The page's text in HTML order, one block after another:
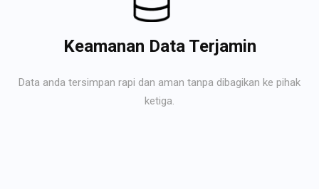
Keamanan Data Terjamin
Data anda tersimpan rapi dan aman tanpa dibagikan ke pihak
ketiga.